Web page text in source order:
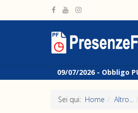
09/07/2026 - Obbligo
Sei qui: Home Altro...